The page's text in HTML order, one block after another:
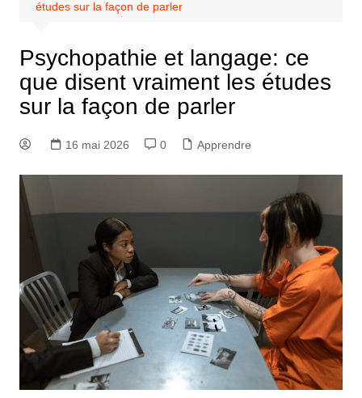
études sur la façon de parler
Psychopathie et langage: ce
que disent vraiment les études
sur la façon de parler
16 mai 2026 0 Apprendre